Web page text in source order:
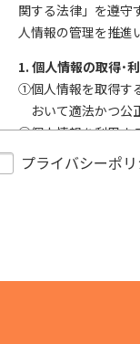
関する法律」を遵守
人情報の管理を推進
1. 個人情報の取得･
①個人情報を取得す
おいて適法かつ公
②個人情報を利用す
反する目的外利用
措置を構築し、個人
プライバシーポリ